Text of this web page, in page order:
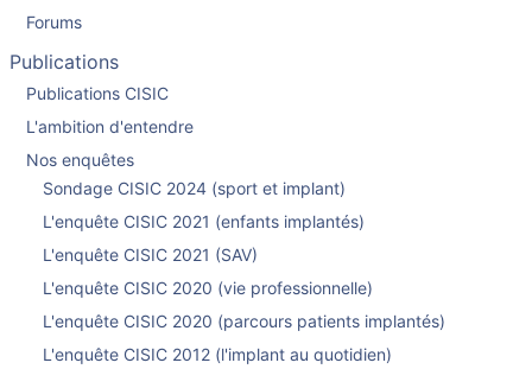
Forums
Publications
Publications CISIC
L'ambition d'entendre
Nos enquêtes
Sondage CISIC 2024 (sport et implant)
L'enquête CISIC 2021 (enfants implantés)
L'enquête CISIC 2021 (SAV)
L'enquête CISIC 2020 (vie professionnelle)
L'enquête CISIC 2020 (parcours patients implantés)
L'enquête CISIC 2012 (l'implant au quotidien)